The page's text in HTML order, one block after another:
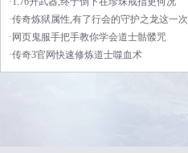
·传奇炼狱属性,有了行会的守护之龙这一次
·网页鬼服手把手教你学会道士骷髅咒
·传奇3官网快速修炼道士噬血术